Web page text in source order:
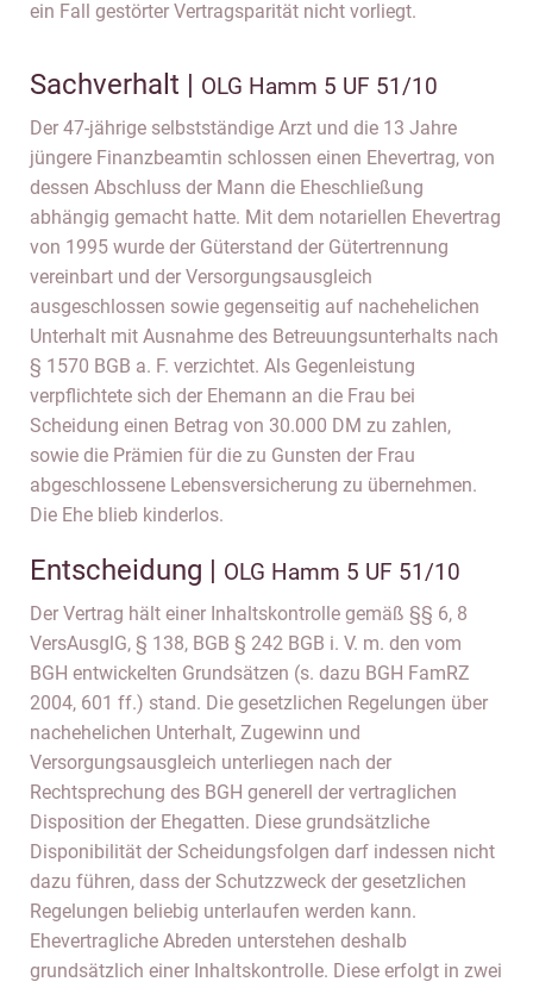
ein Fall gestörter Vertragsparität nicht vorliegt.
Sachverhalt | OLG Hamm 5 UF 51/10
Der 47-jährige selbstständige Arzt und die 13 Jahre
jüngere Finanzbeamtin schlossen einen Ehevertrag, von
dessen Abschluss der Mann die Eheschließung
abhängig gemacht hatte. Mit dem notariellen Ehevertrag
von 1995 wurde der Güterstand der Gütertrennung
vereinbart und der Versorgungsausgleich
ausgeschlossen sowie gegenseitig auf nachehelichen
Unterhalt mit Ausnahme des Betreuungsunterhalts nach
§ 1570 BGB a. F. verzichtet. Als Gegenleistung
verpflichtete sich der Ehemann an die Frau bei
Scheidung einen Betrag von 30.000 DM zu zahlen,
sowie die Prämien für die zu Gunsten der Frau
abgeschlossene Lebensversicherung zu übernehmen.
Die Ehe blieb kinderlos.
Entscheidung | OLG Hamm 5 UF 51/10
Der Vertrag hält einer Inhaltskontrolle gemäß §§ 6, 8
VersAusglG, § 138, BGB § 242 BGB i. V. m. den vom
BGH entwickelten Grundsätzen (s. dazu BGH FamRZ
2004, 601 ff.) stand. Die gesetzlichen Regelungen über
nachehelichen Unterhalt, Zugewinn und
Versorgungsausgleich unterliegen nach der
Rechtsprechung des BGH generell der vertraglichen
Disposition der Ehegatten. Diese grundsätzliche
Disponibilität der Scheidungsfolgen darf indessen nicht
dazu führen, dass der Schutzzweck der gesetzlichen
Regelungen beliebig unterlaufen werden kann.
Ehevertragliche Abreden unterstehen deshalb
grundsätzlich einer Inhaltskontrolle. Diese erfolgt in zwei